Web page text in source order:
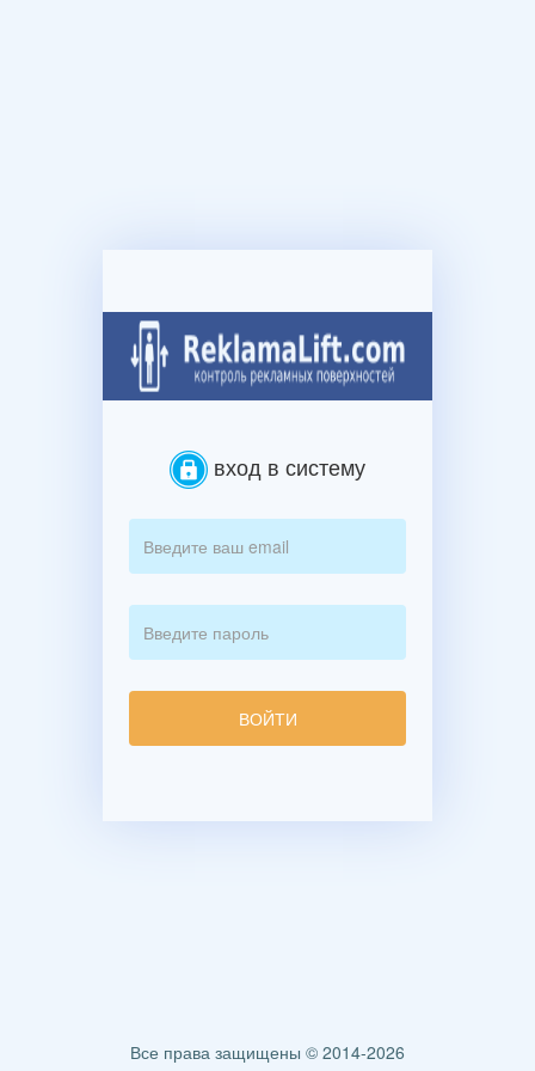
вход в систему
Все права защищены © 2014-2026